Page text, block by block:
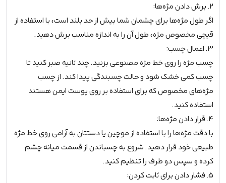
2. برش دادن مژه‌ها:
اگر طول مژه‌ها برای چشمان شما بیش از حد بلند است، با استفاده از
قیچی مخصوص مژه، طول آن را به اندازه مناسب برش دهید.
3. اعمال چسب:
چسب مژه را روی خط مژه مصنوعی بزنید. چند ثانیه صبر کنید تا
چسب کمی خشک شود و حالت چسبندگی پیدا کند. از چسب
مژه‌های مخصوص که برای استفاده بر روی پوست ایمن هستند
استفاده کنید.
4. قرار دادن مژه‌ها:
با دقت مژه‌ها را با استفاده از موچین یا دستتان به آرامی روی خط مژه
طبیعی خود قرار دهید. شروع به چسباندن از قسمت میانه چشم
کرده و سپس دو طرف را تنظیم کنید.
5. فشار دادن برای ثابت کردن: